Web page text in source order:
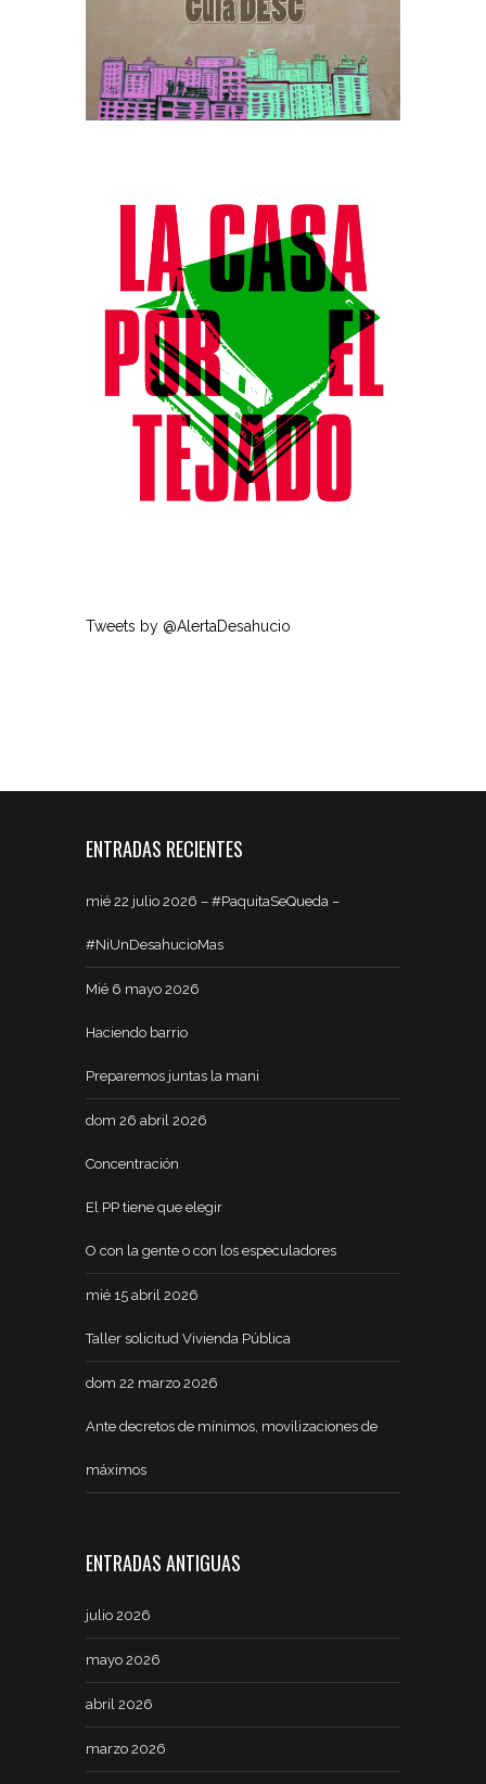
Tweets by @AlertaDesahucio
ENTRADAS RECIENTES
mié 22 julio 2026 – #PaquitaSeQueda –
#NiUnDesahucioMas
Mié 6 mayo 2026
Haciendo barrio
Preparemos juntas la mani
dom 26 abril 2026
Concentración
El PP tiene que elegir
O con la gente o con los especuladores
mié 15 abril 2026
Taller solicitud Vivienda Pública
dom 22 marzo 2026
Ante decretos de mínimos, movilizaciones de
máximos
ENTRADAS ANTIGUAS
julio 2026
mayo 2026
abril 2026
marzo 2026